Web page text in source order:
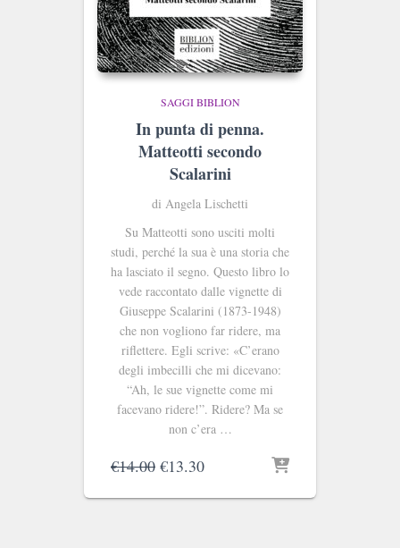
SAGGI BIBLION
In punta di penna.
Matteotti secondo
Scalarini
di Angela Lischetti
Su Matteotti sono usciti molti
studi, perché la sua è una storia che
ha lasciato il segno. Questo libro lo
vede raccontato dalle vignette di
Giuseppe Scalarini (1873-1948)
che non vogliono far ridere, ma
riflettere. Egli scrive: «C’erano
degli imbecilli che mi dicevano:
“Ah, le sue vignette come mi
facevano ridere!”. Ridere? Ma se
non c’era …
€14.00 Il
originale
€13.30Il
attuale